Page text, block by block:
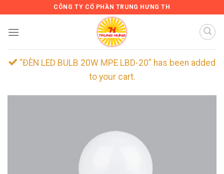
content
CÔNG TY CỔ PHẦN TRUNG HƯNG TH
“ĐÈN LED BULB 20W MPE LBD-20” has been added
to your cart.